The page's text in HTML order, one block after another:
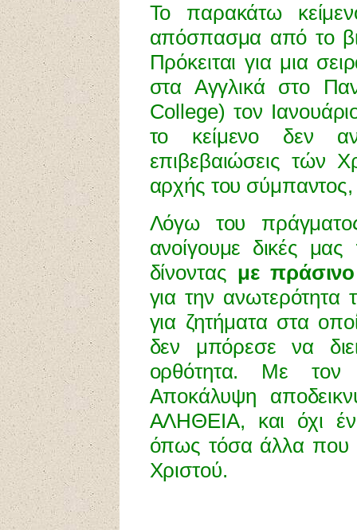
Το παρακάτω
απόσπασμα από το
Πρόκειται για μια
στα Αγγλικά στο
College)τον
το κείμενο δεν
επιβεβαιώσεις τών
αρχής του σύμπαντος,
Λόγω του
ανοίγουμε δικές
δίνοντας με
για την
για ζητήματα στα
δεν μπόρεσε να
ορθότητα. Με τον
Αποκάλυψη
ΑΛΗΘΕΙΑ, και όχι
όπως τόσα άλλα
Χριστού.